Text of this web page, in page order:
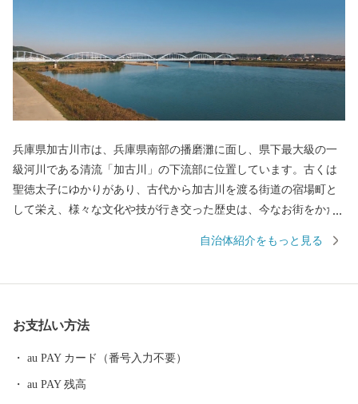
兵庫県加古川市は、兵庫県南部の播磨灘に面し、県下最大級の一
級河川である清流「加古川」の下流部に位置しています。古くは
聖徳太子にゆかりがあり、古代から加古川を渡る街道の宿場町と
して栄え、様々な文化や技が行き交った歴史は、今なお街をかた
部には播磨富士とも呼ばれる標高約304mの高御位山、コスモス畑
た。
自治体紹介をもっと見る
お支払い方法
au PAY カード（番号入力不要）
au PAY 残高